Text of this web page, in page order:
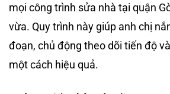
mọi công trình sửa nhà tại quận
vừa. Quy trình này giúp anh chị
đoạn, chủ động theo dõi tiến độ
một cách hiệu quả.